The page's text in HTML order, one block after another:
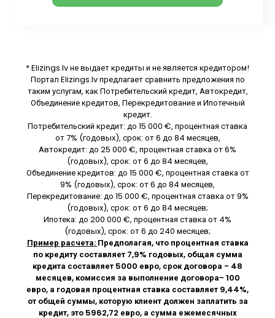
* Elizings.lv не выдает кредиты и не является кредитором!
Портал Elizings.lv предлагает сравнить предложения по
таким услугам, как Потребительский кредит, Автокредит,
Объединение кредитов, Перекредитование и Ипотечный
кредит.
Потребительский кредит: до 15 000 €, процентная ставка
от 7% (годовых), срок: от 6 до 84 месяцев,
Автокредит: до 25 000 €, процентная ставка от 6%
(годовых), срок: от 6 до 84 месяцев,
Объединение кредитов: до 15 000 €, процентная ставка от
9% (годовых), срок: от 6 до 84 месяцев,
Перекредитование: до 15 000 €, процентная ставка от 9%
(годовых), срок: от 6 до 84 месяцев;
Ипотека: до 200 000 €, процентная ставка от 4%
(годовых), срок: от 6 до 240 месяцев;
Пример расчета: Предполагая, что процентная ставка
по кредиту составляет 7,9% годовых, общая сумма
кредита составляет 5000 евро, срок договора - 48
месяцев, комиссия за выполнение договора- 100
евро, а годовая процентная ставка составляет 9,44%,
от общей суммы, которую клиент должен заплатить за
кредит, это 5962,72 евро, а сумма ежемесячных